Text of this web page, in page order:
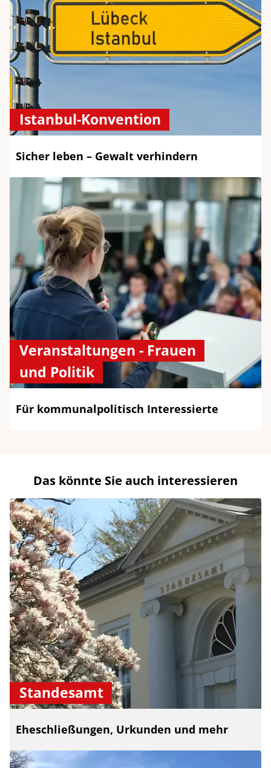
Istanbul-Konvention
Sicher leben – Gewalt verhindern
Veranstaltungen - Frauen
und Politik
Für kommunalpolitisch Interessierte
Das könnte Sie auch interessieren
Standesamt
Eheschließungen, Urkunden und mehr